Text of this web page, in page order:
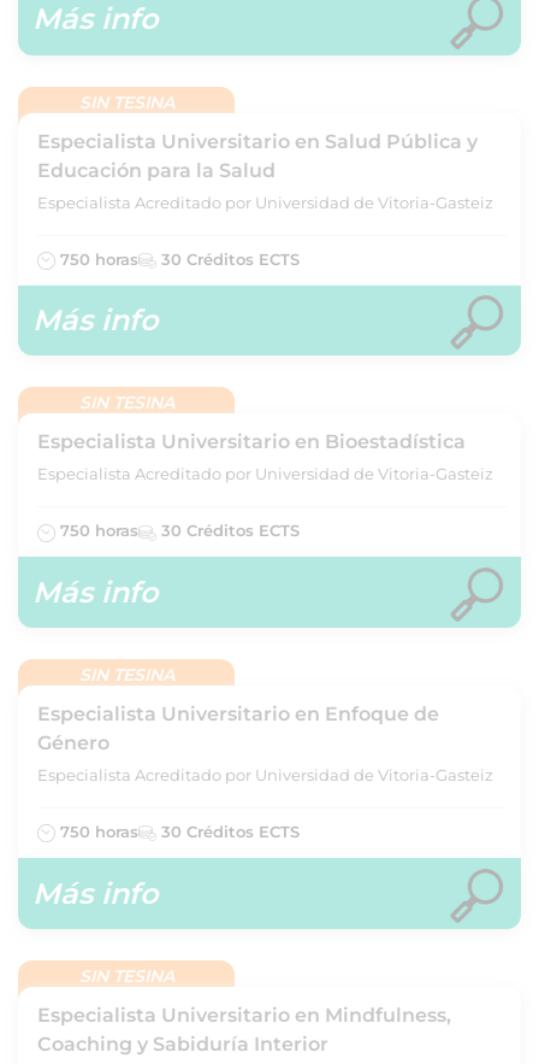
Más info
SIN TESINA
Especialista Universitario en Salud Pública y
Educación para la Salud
Especialista Acreditado por Universidad de Vitoria-Gasteiz
750 horas 30 Créditos ECTS
Más info
SIN TESINA
Especialista Universitario en Bioestadística
Especialista Acreditado por Universidad de Vitoria-Gasteiz
750 horas 30 Créditos ECTS
Más info
SIN TESINA
Especialista Universitario en Enfoque de
Género
Especialista Acreditado por Universidad de Vitoria-Gasteiz
750 horas 30 Créditos ECTS
Más info
SIN TESINA
Especialista Universitario en Mindfulness,
Coaching y Sabiduría Interior